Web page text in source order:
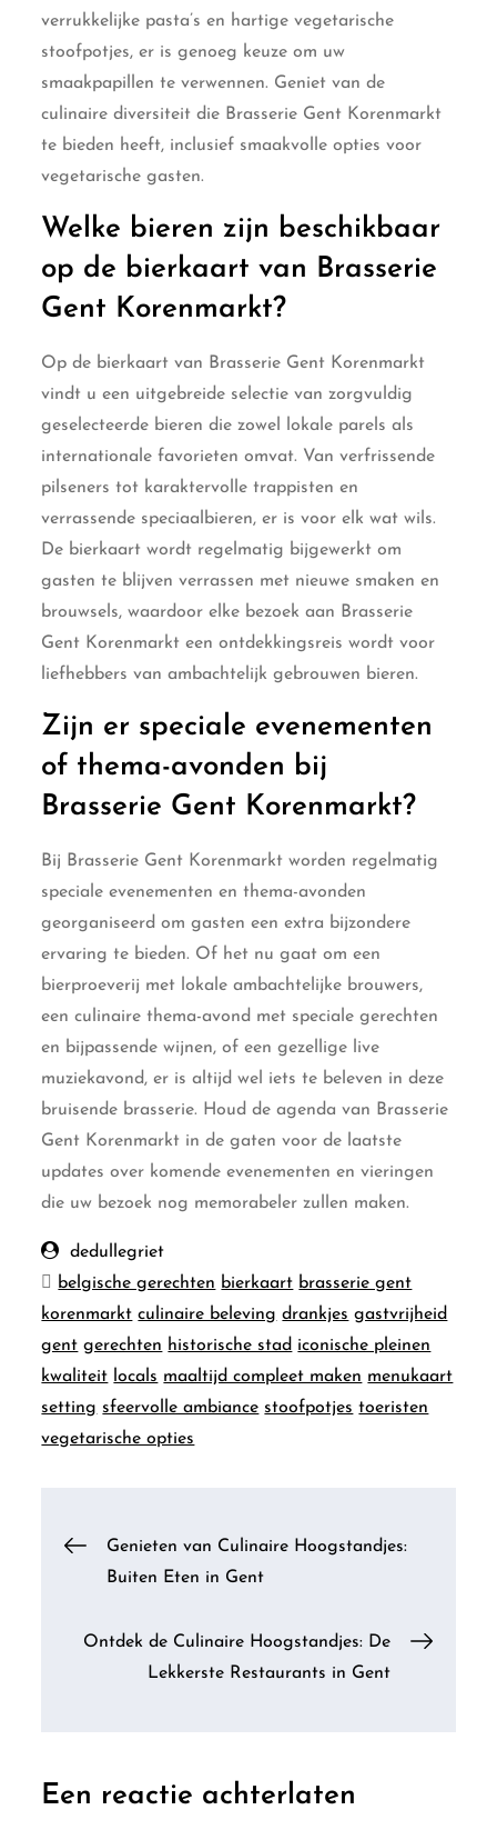
verrukkelijke pasta’s en hartige vegetarische
stoofpotjes, er is genoeg keuze om uw
smaakpapillen te verwennen. Geniet van de
culinaire diversiteit die Brasserie Gent Korenmarkt
te bieden heeft, inclusief smaakvolle opties voor
vegetarische gasten.
Welke bieren zijn beschikbaar
op de bierkaart van Brasserie
Gent Korenmarkt?
Op de bierkaart van Brasserie Gent Korenmarkt
vindt u een uitgebreide selectie van zorgvuldig
geselecteerde bieren die zowel lokale parels als
internationale favorieten omvat. Van verfrissende
pilseners tot karaktervolle trappisten en
verrassende speciaalbieren, er is voor elk wat wils.
De bierkaart wordt regelmatig bijgewerkt om
gasten te blijven verrassen met nieuwe smaken en
brouwsels, waardoor elke bezoek aan Brasserie
Gent Korenmarkt een ontdekkingsreis wordt voor
liefhebbers van ambachtelijk gebrouwen bieren.
Zijn er speciale evenementen
of thema-avonden bij
Brasserie Gent Korenmarkt?
Bij Brasserie Gent Korenmarkt worden regelmatig
speciale evenementen en thema-avonden
georganiseerd om gasten een extra bijzondere
ervaring te bieden. Of het nu gaat om een
bierproeverij met lokale ambachtelijke brouwers,
een culinaire thema-avond met speciale gerechten
en bijpassende wijnen, of een gezellige live
muziekavond, er is altijd wel iets te beleven in deze
bruisende brasserie. Houd de agenda van Brasserie
Gent Korenmarkt in de gaten voor de laatste
updates over komende evenementen en vieringen
die uw bezoek nog memorabeler zullen maken.
dedullegriet
belgische gerechten bierkaart brasserie gent
korenmarkt culinaire beleving drankjes gastvrijheid
gent gerechten historische stad iconische pleinen
kwaliteit locals maaltijd compleet maken menukaart
setting sfeervolle ambiance stoofpotjes toeristen
vegetarische opties
Berichtnavigatie
Genieten van Culinaire Hoogstandjes:
Buiten Eten in Gent
Ontdek de Culinaire Hoogstandjes: De
Lekkerste Restaurants in Gent
Een reactie achterlaten